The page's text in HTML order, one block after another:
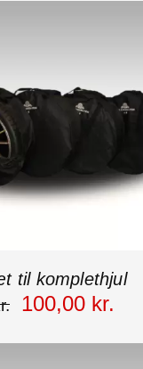
til komplethjul
100,00 kr.